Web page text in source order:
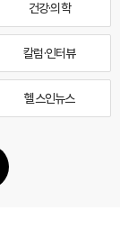
건강·의학
칼럼·인터뷰
헬스인뉴스